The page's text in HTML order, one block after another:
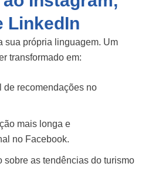
LinkedIn
sua própria linguagem. Um
transformado em:
de recomendações no
mais longa e
no Facebook.
sobre as tendências do turismo